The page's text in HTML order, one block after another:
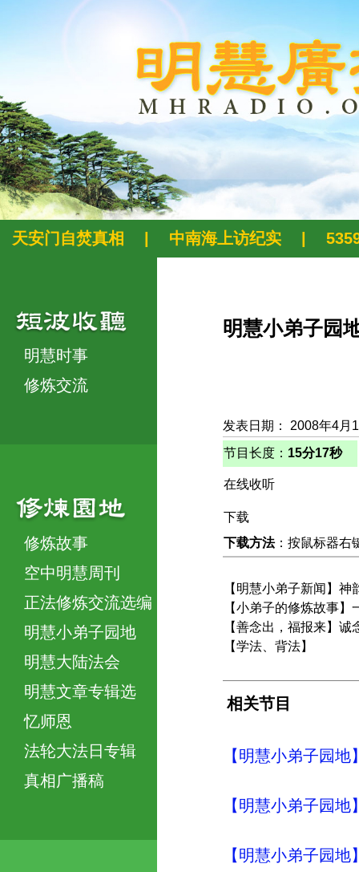
天安门自焚真相 中南海上访纪实
明慧时事
修炼交流
修炼故事
空中明慧周刊
正法修炼交流选编
明慧小弟子园地
明慧大陆法会
明慧文章专辑选
忆师恩
法轮大法日专辑
真相广播稿
明慧小弟子园
发表日期： 2008年4月
节目长度： 15分17秒
在线收听
下载
下载方法：按鼠标器右
【明慧小弟子新闻】神
【小弟子的修炼故事
【善念出，福报来】
【学法、背法】
相关节目
【明慧小弟子园
【明慧小弟子园
【明慧小弟子园